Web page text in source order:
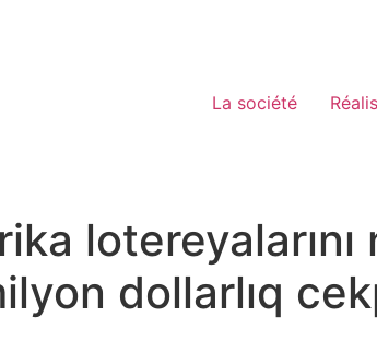
La société
lotereyalarını
dollarlıq